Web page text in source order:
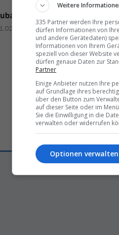
running out
– 15:47
Weitere
335 Partner werden Ihre
dürfen Informationen von
und andere Gerätedaten)
Informationen von Ihrem
speziell von dieser Website
dürfen genaue Daten zur
Partner
Einige Anbieter nutzen Ihre
auf Grundlage ihres
über den Button zum
auf dieser Seite oder im
Sie die Einwilligung in die
verwalten oder widerrufen
Optionen verwalten